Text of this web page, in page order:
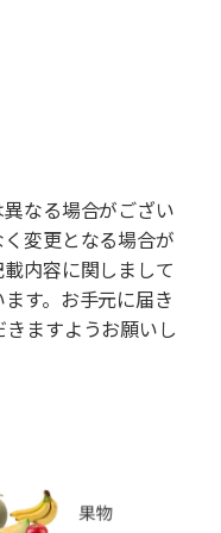
なる場合がござい
変更となる場合が
内容に関しまして
す。お手元に届き
ますようお願いし